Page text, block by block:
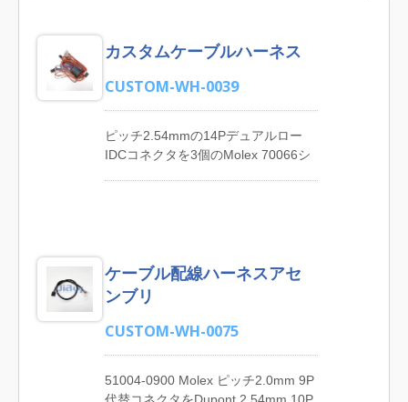
カスタムケーブルハーネス
CUSTOM-WH-0039
ピッチ2.54mmの14Pデュアルロー
IDCコネクタを3個のMolex 70066シ
専門メーカーです。主な製品には、
LCDディスプレイモニターケーブル
ハーネス、産業用コンピューターケ
ーブルハーネス、電子家電ケーブル
ス、CCTVおよびCCDカメラケーブ
ケーブル配線ハーネスアセ
ンブリ
CUSTOM-WH-0075
51004-0900 Molex ピッチ2.0mm 9P
代替コネクタをDupont 2.54mm 10P